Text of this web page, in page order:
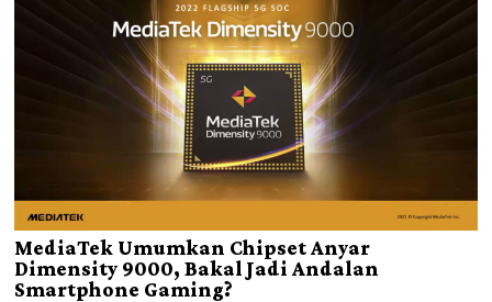
MediaTek Umumkan Chipset Anyar
Dimensity 9000, Bakal Jadi Andalan
Smartphone Gaming?